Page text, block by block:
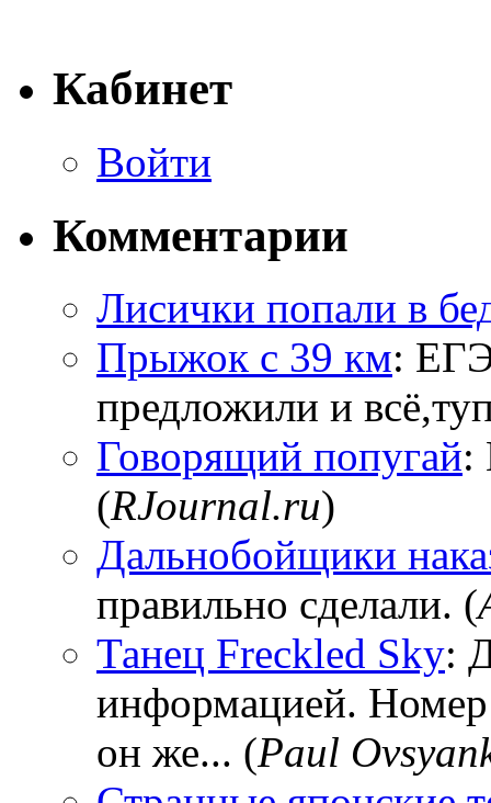
Кабинет
Войти
Комментарии
Лисички попали в
Прыжок с 39 км:
предложили и
Говорящий попугай:
(RJournal.ru)
Дальнобойщики
правильно сделали. (
Танец Freckled Sky:
информацией.
он же... (Paul